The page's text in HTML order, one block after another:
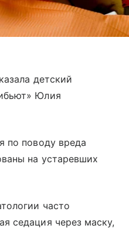
детский
Юлия
по поводу вреда
на устаревших
часто
седация через маску,